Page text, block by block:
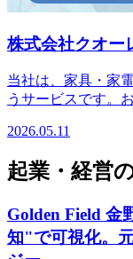
株式会社クオ
当社は、家具・家
うサービスです。
2026.05.11
起業・経営
Golden Field 金
知"で可視化。